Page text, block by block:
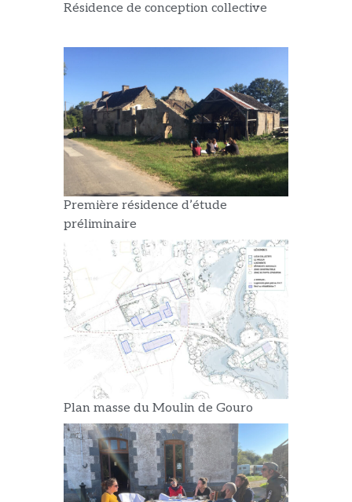
Résidence de conception collective
Première résidence d’étude
préliminaire
Plan masse du Moulin de Gouro